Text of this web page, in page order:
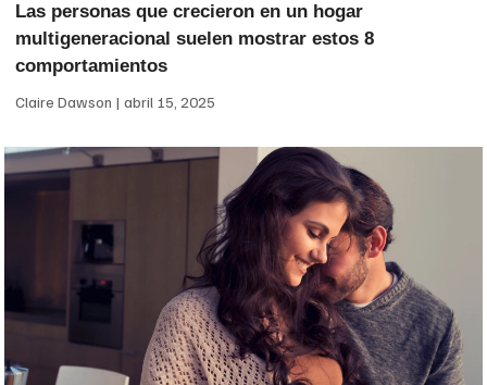
Las personas que crecieron en un hogar
multigeneracional suelen mostrar estos 8
comportamientos
Claire Dawson abril 15, 2025